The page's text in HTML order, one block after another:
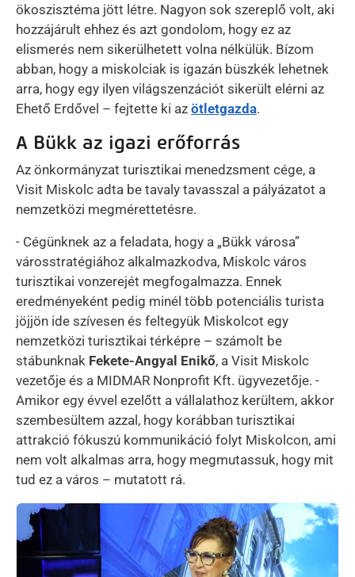
ökoszisztéma jött létre. Nagyon sok szereplő volt, aki
hozzájárult ehhez és azt gondolom, hogy ez az
elismerés nem sikerülhetett volna nélkülük. Bízom
abban, hogy a miskolciak is igazán büszkék lehetnek
arra, hogy egy ilyen világszenzációt sikerült elérni az
Ehető Erdővel – fejtette ki az ötletgazda.
A Bükk az igazi erőforrás
Az önkormányzat turisztikai menedzsment cége, a
Visit Miskolc adta be tavaly tavasszal a pályázatot a
nemzetközi megmérettetésre.
- Cégünknek az a feladata, hogy a „Bükk városa”
városstratégiához alkalmazkodva, Miskolc város
turisztikai vonzerejét megfogalmazza. Ennek
eredményeként pedig minél több potenciális turista
jöjjön ide szívesen és feltegyük Miskolcot egy
nemzetközi turisztikai térképre – számolt be
stábunknak Fekete-Angyal Enikő, a Visit Miskolc
vezetője és a MIDMAR Nonprofit Kft. ügyvezetője. -
Amikor egy évvel ezelőtt a vállalathoz kerültem, akkor
szembesültem azzal, hogy korábban turisztikai
attrakció fókuszú kommunikáció folyt Miskolcon, ami
nem volt alkalmas arra, hogy megmutassuk, hogy mit
tud ez a város – mutatott rá.
Kép